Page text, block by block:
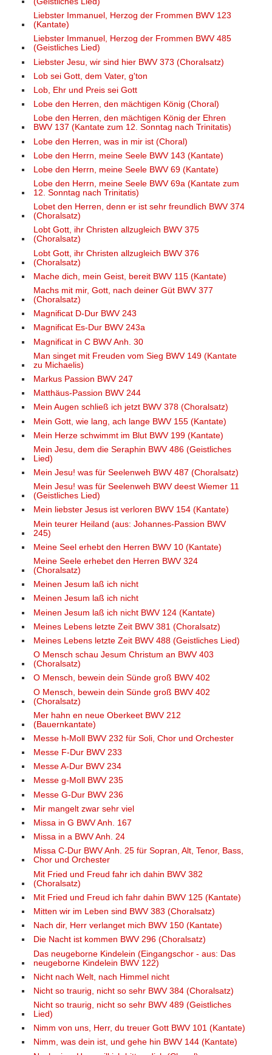
Liebster Immanuel, Herzog der Frommen BWV 123
(Kantate)
Liebster Immanuel, Herzog der Frommen BWV 485
(Geistliches Lied)
Liebster Jesu, wir sind hier BWV 373 (Choralsatz)
Lob sei Gott, dem Vater, g'ton
Lob, Ehr und Preis sei Gott
Lobe den Herren, den mächtigen König (Choral)
Lobe den Herren, den mächtigen König der Ehren
BWV 137 (Kantate zum 12. Sonntag nach Trinitatis)
Lobe den Herren, was in mir ist (Choral)
Lobe den Herrn, meine Seele BWV 143 (Kantate)
Lobe den Herrn, meine Seele BWV 69 (Kantate)
Lobe den Herrn, meine Seele BWV 69a (Kantate zum
12. Sonntag nach Trinitatis)
Lobet den Herren, denn er ist sehr freundlich BWV 374
(Choralsatz)
Lobt Gott, ihr Christen allzugleich BWV 375
(Choralsatz)
Lobt Gott, ihr Christen allzugleich BWV 376
(Choralsatz)
Mache dich, mein Geist, bereit BWV 115 (Kantate)
Machs mit mir, Gott, nach deiner Güt BWV 377
(Choralsatz)
Magnificat D-Dur BWV 243
Magnificat Es-Dur BWV 243a
Magnificat in C BWV Anh. 30
Man singet mit Freuden vom Sieg BWV 149 (Kantate
zu Michaelis)
Markus Passion BWV 247
Matthäus-Passion BWV 244
Mein Augen schließ ich jetzt BWV 378 (Choralsatz)
Mein Gott, wie lang, ach lange BWV 155 (Kantate)
Mein Herze schwimmt im Blut BWV 199 (Kantate)
Mein Jesu, dem die Seraphin BWV 486 (Geistliches
Lied)
Mein Jesu! was für Seelenweh BWV 487 (Choralsatz)
Mein Jesu! was für Seelenweh BWV deest Wiemer 11
(Geistliches Lied)
Mein liebster Jesus ist verloren BWV 154 (Kantate)
Mein teurer Heiland (aus: Johannes-Passion BWV
245)
Meine Seel erhebt den Herren BWV 10 (Kantate)
Meine Seele erhebet den Herren BWV 324
(Choralsatz)
Meinen Jesum laß ich nicht
Meinen Jesum laß ich nicht
Meinen Jesum laß ich nicht BWV 124 (Kantate)
Meines Lebens letzte Zeit BWV 381 (Choralsatz)
Meines Lebens letzte Zeit BWV 488 (Geistliches Lied)
O Mensch schau Jesum Christum an BWV 403
(Choralsatz)
O Mensch, bewein dein Sünde groß BWV 402
O Mensch, bewein dein Sünde groß BWV 402
(Choralsatz)
Mer hahn en neue Oberkeet BWV 212
(Bauernkantate)
Messe h-Moll BWV 232 für Soli, Chor und Orchester
Messe F-Dur BWV 233
Messe A-Dur BWV 234
Messe g-Moll BWV 235
Messe G-Dur BWV 236
Mir mangelt zwar sehr viel
Missa in G BWV Anh. 167
Missa in a BWV Anh. 24
Missa C-Dur BWV Anh. 25 für Sopran, Alt, Tenor, Bass,
Chor und Orchester
Mit Fried und Freud fahr ich dahin BWV 382
(Choralsatz)
Mit Fried und Freud ich fahr dahin BWV 125 (Kantate)
Mitten wir im Leben sind BWV 383 (Choralsatz)
Nach dir, Herr verlanget mich BWV 150 (Kantate)
Die Nacht ist kommen BWV 296 (Choralsatz)
Das neugeborne Kindelein (Eingangschor - aus: Das
neugeborne Kindelein BWV 122)
Nicht nach Welt, nach Himmel nicht
Nicht so traurig, nicht so sehr BWV 384 (Choralsatz)
Nicht so traurig, nicht so sehr BWV 489 (Geistliches
Lied)
Nimm von uns, Herr, du treuer Gott BWV 101 (Kantate)
Nimm, was dein ist, und gehe hin BWV 144 (Kantate)